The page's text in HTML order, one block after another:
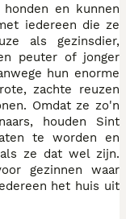
en kunnen
iedereen die ze
als gezinsdier,
peuter of jonger
hun enorme
zachte reuzen
Omdat ze zo'n
houden Sint
te worden en
ze dat wel zijn.
gezinnen waar
het huis uit